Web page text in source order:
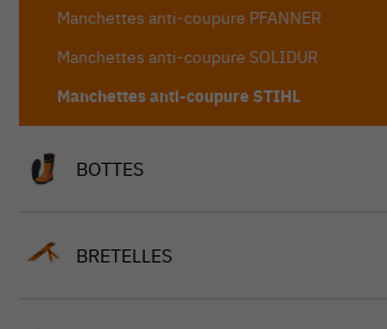
Manchettes anti-coupure PFANNER
Manchettes anti-coupure SOLIDUR
Manchettes anti-coupure STIHL
BOTTES
BRETELLES